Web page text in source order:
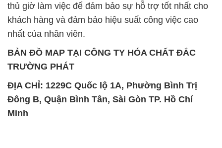
thủ giờ làm việc để đảm bảo sự hỗ trợ tốt nhất cho
khách hàng và đảm bảo hiệu suất công việc cao
nhất của nhân viên.
BẢN ĐỒ MAP TẠI CÔNG TY HÓA CHẤT ĐẮC
TRƯỜNG PHÁT
ĐỊA CHỈ: 1229C Quốc lộ 1A, Phường Bình Trị
Đông B, Quận Bình Tân, Sài Gòn TP. Hồ Chí
Minh